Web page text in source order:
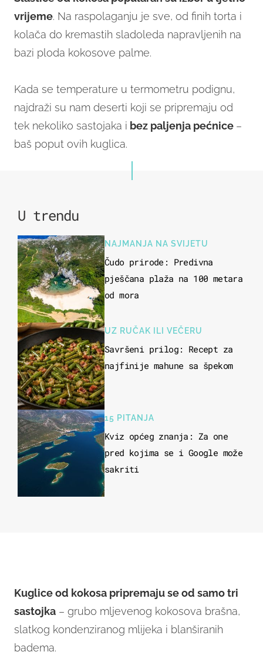
vrijeme. Na raspolaganju je sve, od finih torta i
kolača do kremastih sladoleda napravljenih na
bazi ploda kokosove palme.
Kada se temperature u termometru podignu,
najdraži su nam deserti koji se pripremaju od
tek nekoliko sastojaka i bez paljenja pećnice –
baš poput ovih kuglica.
U trendu
NAJMANJA NA SVIJETU
Čudo prirode: Predivna
pješčana plaža na 100 metara
od mora
UZ RUČAK ILI VEČERU
Savršeni prilog: Recept za
najfinije mahune sa špekom
15 PITANJA
Kviz općeg znanja: Za one
pred kojima se i Google može
sakriti
Kuglice od kokosa pripremaju se od samo tri
sastojka – grubo mljevenog kokosova brašna,
slatkog kondenziranog mlijeka i blanširanih
badema.